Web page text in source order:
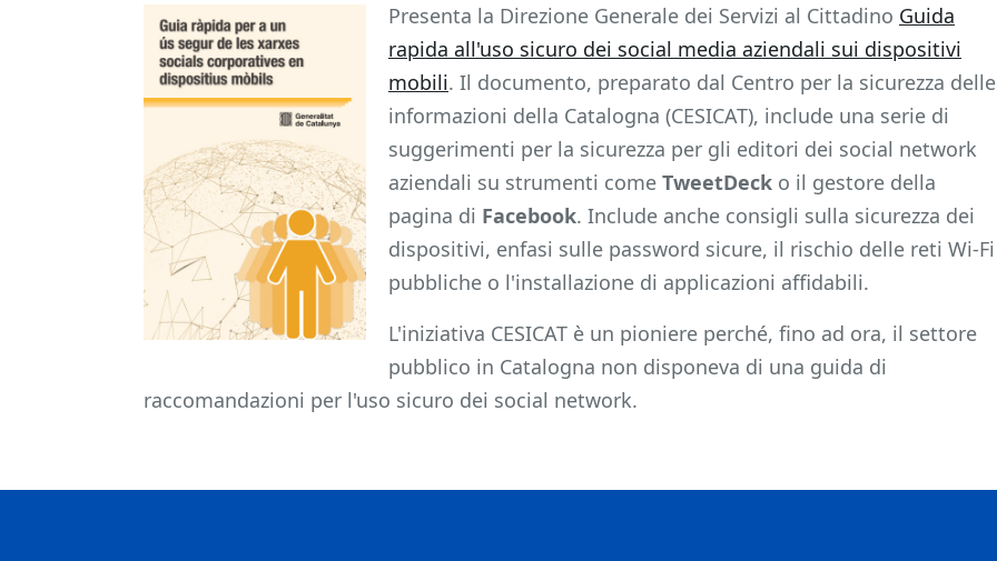
Presenta la Direzione Generale dei Servizi al Cittadino Guida
rapida all'uso sicuro dei social media aziendali sui dispositivi
mobili. Il documento, preparato dal Centro per la sicurezza delle
informazioni della Catalogna (CESICAT), include una serie di
suggerimenti per la sicurezza per gli editori dei social network
aziendali su strumenti come TweetDeck o il gestore della
pagina di Facebook. Include anche consigli sulla sicurezza dei
dispositivi, enfasi sulle password sicure, il rischio delle reti Wi-Fi
pubbliche o l'installazione di applicazioni affidabili.
L'iniziativa CESICAT è un pioniere perché, fino ad ora, il settore
pubblico in Catalogna non disponeva di una guida di
raccomandazioni per l'uso sicuro dei social network.